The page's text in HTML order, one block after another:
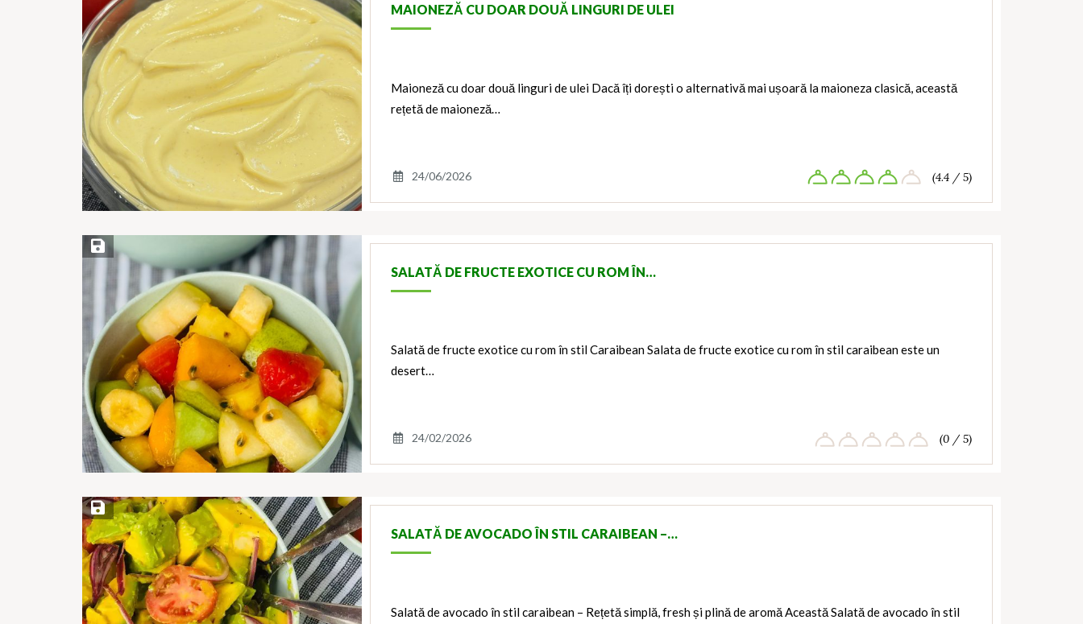
MAIONEZĂ CU DOAR DOUĂ LINGURI DE ULEI
Maioneză cu doar două linguri de ulei Dacă îți dorești o alternativă mai ușoară la maioneza clasică, această
rețetă de maioneză…
24/06/2026 (4.4 / 5)
Save Recipe
SALATĂ DE FRUCTE EXOTICE CU ROM ÎN…
Salată de fructe exotice cu rom în stil Caraibean Salata de fructe exotice cu rom în stil caraibean este un
desert…
24/02/2026 (0 / 5)
Save Recipe
SALATĂ DE AVOCADO ÎN STIL CARAIBEAN –…
Salată de avocado în stil caraibean – Rețetă simplă, fresh și plină de aromă Această Salată de avocado în stil